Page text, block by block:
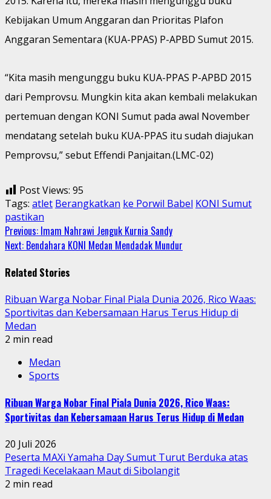
Kebijakan Umum Anggaran dan Prioritas Plafon
Anggaran Sementara (KUA-PPAS) P-APBD Sumut 2015.
“Kita masih mengunggu buku KUA-PPAS P-APBD 2015
dari Pemprovsu. Mungkin kita akan kembali melakukan
pertemuan dengan KONI Sumut pada awal November
mendatang setelah buku KUA-PPAS itu sudah diajukan
Pemprovsu,” sebut Effendi Panjaitan.(LMC-02)
Post Views: 95
Tags: atlet Berangkatkan ke Porwil Babel KONI Sumut
pastikan
Continue
Reading
Previous: Imam Nahrawi Jenguk Kurnia Sandy
Next: Bendahara KONI Medan Mendadak Mundur
Related Stories
Ribuan Warga Nobar Final Piala Dunia 2026, Rico Waas:
Sportivitas dan Kebersamaan Harus Terus Hidup di
Medan
2 min read
Medan
Sports
Ribuan Warga Nobar Final Piala Dunia 2026, Rico Waas:
Sportivitas dan Kebersamaan Harus Terus Hidup di Medan
20 Juli 2026
Peserta MAXi Yamaha Day Sumut Turut Berduka atas
Tragedi Kecelakaan Maut di Sibolangit
2 min read